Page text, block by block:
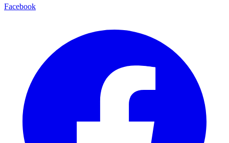
Facebook